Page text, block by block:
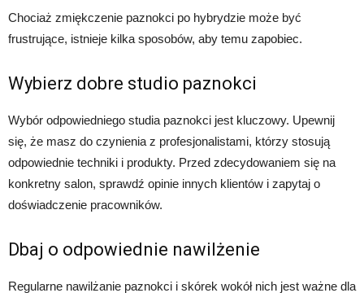
Chociaż zmiękczenie paznokci po hybrydzie może być
frustrujące, istnieje kilka sposobów, aby temu zapobiec.
Wybierz dobre studio paznokci
Wybór odpowiedniego studia paznokci jest kluczowy. Upewnij
się, że masz do czynienia z profesjonalistami, którzy stosują
odpowiednie techniki i produkty. Przed zdecydowaniem się na
konkretny salon, sprawdź opinie innych klientów i zapytaj o
doświadczenie pracowników.
Dbaj o odpowiednie nawilżenie
Regularne nawilżanie paznokci i skórek wokół nich jest ważne dla